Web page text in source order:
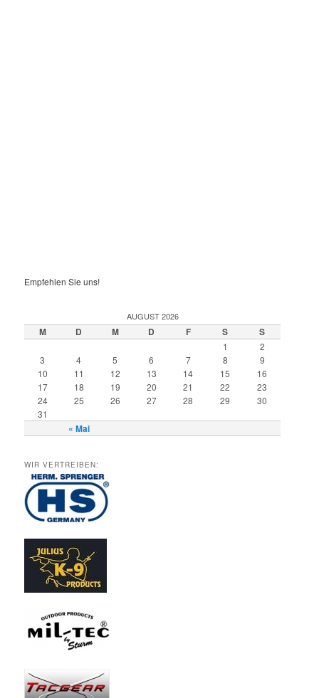
Empfehlen Sie uns!
AUGUST 2026
M D M D F S S
« Mai
1
2
3
4 5 6 7 8
9
10
11 12 13 14 15
16
17
18 19 20 21 22
23
24
25 26 27 28 29
30
31
WIR VERTREIBEN: